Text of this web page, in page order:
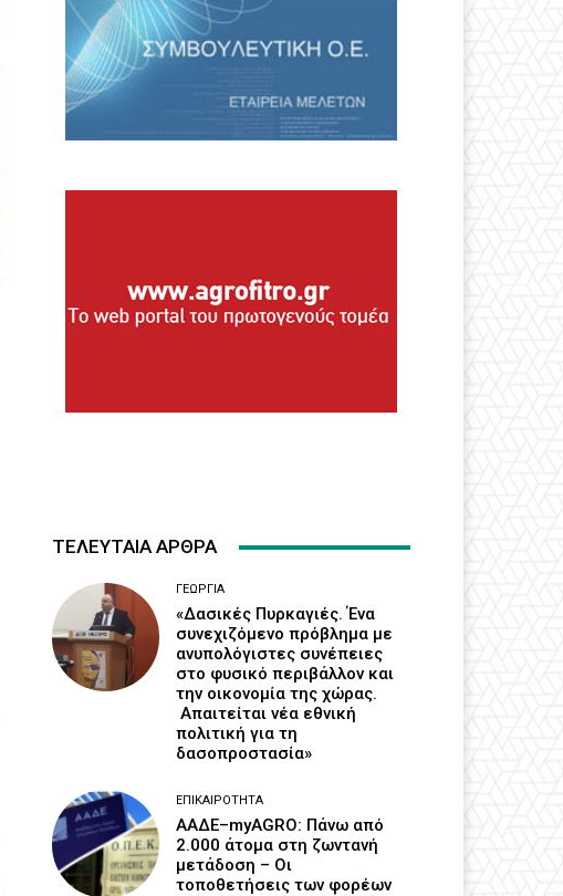
ΤΕΛΕΥΤΑΙΑ ΑΡΘΡΑ
ΓΕΩΡΓΊΑ
«Δασικές Πυρκαγιές. Ένα
συνεχιζόμενο πρόβλημα με
ανυπολόγιστες συνέπειες
στο φυσικό περιβάλλον και
την οικονομία της χώρας.
Απαιτείται νέα εθνική
πολιτική για τη
δασοπροστασία»
ΕΠΙΚΑΙΡΌΤΗΤΑ
ΑΑΔΕ–myAGRO: Πάνω από
2.000 άτομα στη ζωντανή
μετάδοση – Οι
τοποθετήσεις των φορέων